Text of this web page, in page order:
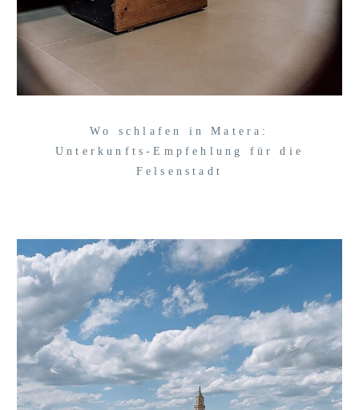
Wo schlafen in Matera:
Unterkunfts-Empfehlung für die
Felsenstadt